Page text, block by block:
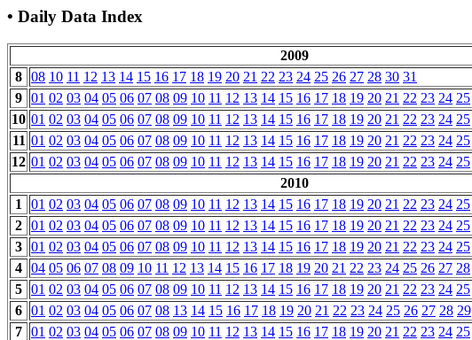
• Daily Data Index
2009
8 08 10 11 12 13 14 15 16 17 18 19 20 21 22 23 24 25 26 27 28 30 31
9 01 02 03 04 05 06 07 08 09 10 11 12 13 14 15 16 17 18 19 20 21 22 23 24 25
10 01 02 03 04 05 06 07 08 09 10 11 12 13 14 15 16 17 18 19 20 21 22 23 24 25
11 01 02 03 04 05 06 07 08 09 10 11 12 13 14 15 16 17 18 19 20 21 22 23 24 25
12 01 02 03 04 05 06 07 08 09 10 11 12 13 14 15 16 17 18 19 20 21 22 23 24 25
2010
1
01 02 03 04 05 06 07 08 09 10 11 12 13 14 15 16 17 18 19 20 21 22 23 24 25
2 01 02 03 04 05 06 07 08 09 10 11 12 13 14 15 16 17 18 19 20 21 22 23 24 25
3 01 02 03 04 05 06 07 08 09 10 11 12 13 14 15 16 17 18 19 20 21 22 23 24 25
4 04 05 06 07 08 09 10 11 12 13 14 15 16 17 18 19 20 21 22 23 24 25 26 27 28
5 01 02 03 04 05 06 07 08 09 10 11 12 13 14 15 16 17 18 19 20 21 22 23 24 25
6 01 02 03 04 05 06 07 08 13 14 15 16 17 18 19 20 21 22 23 24 25 26 27 28 29
7 01 02 03 04 05 06 07 08 09 10 11 12 13 14 15 16 17 18 19 20 21 22 23 24 25